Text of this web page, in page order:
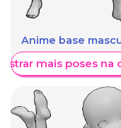
Anime base
mais poses na